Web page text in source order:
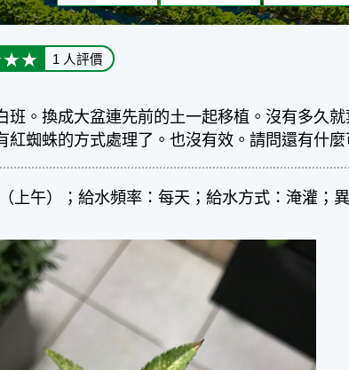
1 人評價
。換成大盆連先前的土一起移植。沒有多久
蜘蛛的方式處理了。也沒有效。請問還有什
上午）；給水頻率：每天；給水方式：淹灌；